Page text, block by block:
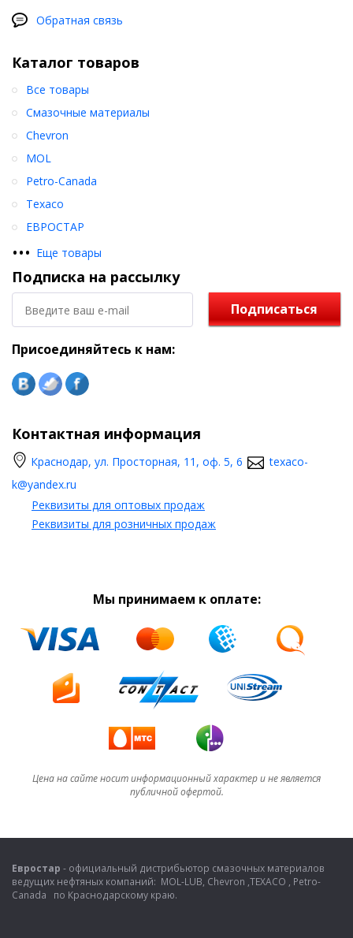
Обратная связь
Каталог товаров
••• Еще товары
Все товары
Смазочные материалы
Chevron
MOL
Petro-Canada
Texaco
ЕВРОСТАР
Подписка на рассылку
Подписаться
Присоединяйтесь к нам:
Контактная информация
Краснодар, ул. Просторная, 11, оф. 5, 6
texaco-
k@yandex.ru
Реквизиты для оптовых продаж
Реквизиты для розничных продаж
Мы принимаем к оплате:
Цена на сайте носит информационный характер и не является
публичной офертой.
Евростар - официальный дистрибьютор смазочных материалов
ведущих нефтяных компаний: MOL-LUB, Chevron ,TEXACO , Petro-
Canada по Краснодарскому краю.